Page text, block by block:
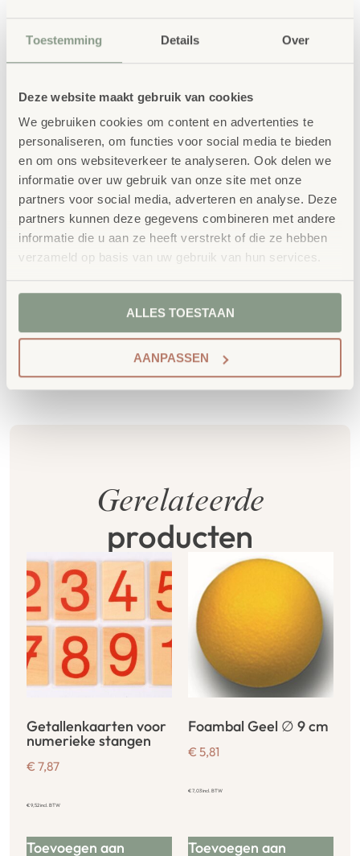
Toestemming Details Over
Deze website maakt gebruik van cookies
We gebruiken cookies om content en advertenties te
personaliseren, om functies voor social media te bieden
en om ons websiteverkeer te analyseren. Ook delen we
informatie over uw gebruik van onze site met onze
partners voor social media, adverteren en analyse. Deze
partners kunnen deze gegevens combineren met andere
informatie die u aan ze heeft verstrekt of die ze hebben
verzameld op basis van uw gebruik van hun services.
ALLES TOESTAAN
AANPASSEN
Waarom School Concept?
en onze ervaring
Kwaliteit: al ons school- en
kinderopvangmeubilair is uitvoerig getest en
voldoet aan GS- en TÜV-keuringen
Duurzaamheid: wij werken met circulaire
producten, waaronder onzeOneWood-lijnvan
100% FSC -gecertificeerd Scandinavisch hout.
Daarnaast zelfs voorzien van het
milieukeurmerkEU-Ecolabel.
Extra informatie
SKU 757673
Gerelateerde
producten
Getallenkaarten voor
numerieke stangen
€ 7,87
€9,52incl. BTW
Toevoegen aan
Foambal Geel ∅ 9 cm
€ 5,81
€7,03incl. BTW
Toevoegen aan